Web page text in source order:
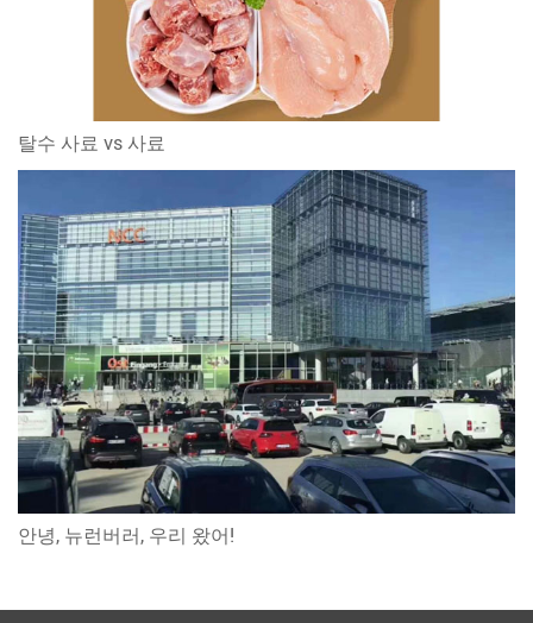
탈수 사료 vs 사료
안녕, 뉴런버러, 우리 왔어!